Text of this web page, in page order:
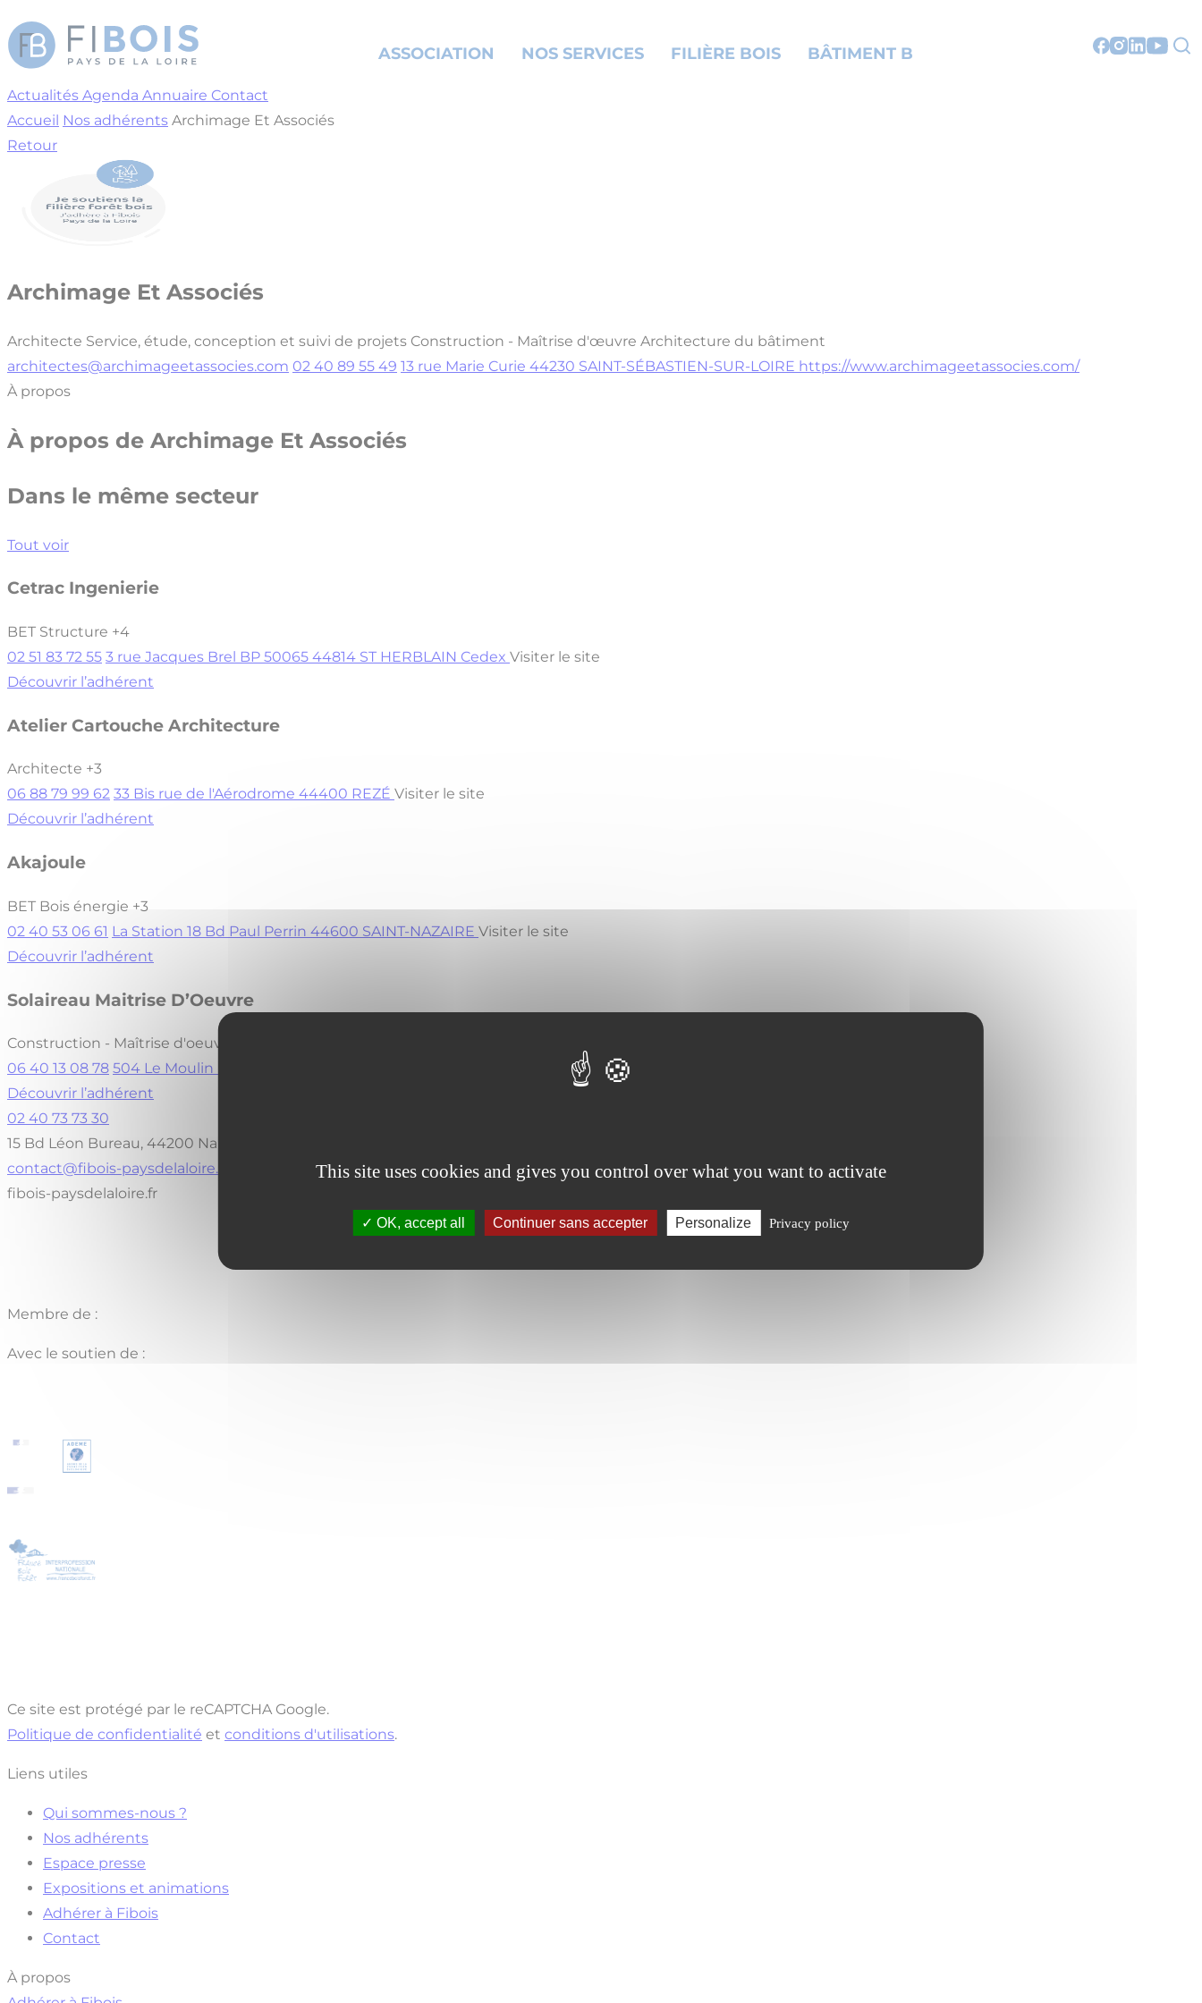
This site uses cookies and gives you control over what you want to activate
OK, accept all Continuer sans accepter Personalize Privacy policy
ASSOCIATION NOS SERVICES FILIÈRE BOIS BÂTIMENT B
Actualités Agenda Annuaire Contact
Accueil Nos adhérents Archimage Et Associés
Retour
Archimage Et Associés
Architecte Service, étude, conception et suivi de projets Construction - Maîtrise d'œuvre Architecture du bâtiment
architectes@archimageetassocies.com 02 40 89 55 49 13 rue Marie Curie 44230 SAINT-SÉBASTIEN-SUR-LOIRE https://www.archimageetassocies.com/
À propos
À propos de Archimage Et Associés
Dans le même secteur
Tout voir
Cetrac Ingenierie
BET Structure +4
02 51 83 72 55 3 rue Jacques Brel BP 50065 44814 ST HERBLAIN Cedex Visiter le site
Découvrir l’adhérent
Atelier Cartouche Architecture
Architecte +3
06 88 79 99 62 33 Bis rue de l'Aérodrome 44400 REZÉ Visiter le site
Découvrir l’adhérent
Akajoule
BET Bois énergie +3
02 40 53 06 61 La Station 18 Bd Paul Perrin 44600 SAINT-NAZAIRE Visiter le site
Découvrir l’adhérent
Solaireau Maitrise D’Oeuvre
Construction - Maîtrise d'oeuvre
06 40 13 08 78 504 Le Moulin Pichon 44330 VALLET
Découvrir l’adhérent
02 40 73 73 30
15 Bd Léon Bureau, 44200 Nantes
contact@fibois-paysdelaloire.fr
fibois-paysdelaloire.fr
Membre de :
Avec le soutien de :
Ce site est protégé par le reCAPTCHA Google.
Politique de confidentialité et conditions d'utilisations.
Liens utiles
Qui sommes-nous ?
Nos adhérents
Espace presse
Expositions et animations
Adhérer à Fibois
Contact
À propos